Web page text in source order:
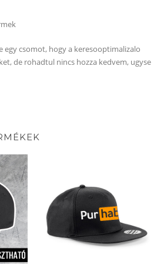
egy csomot, hogy a keresooptimalizalo
de rohadtul nincs hozza kedvem, ugyse